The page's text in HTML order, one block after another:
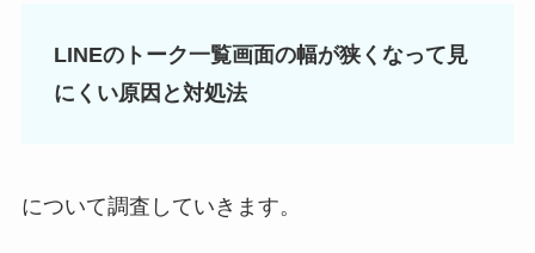
LINEのトーク一覧画面の幅が狭くなって見
にくい原因と対処法
について調査していきます。